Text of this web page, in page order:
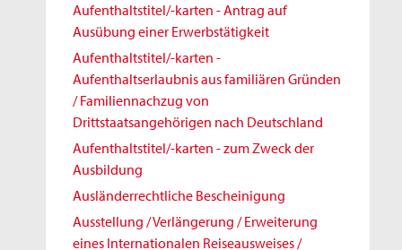
Aufenthaltstitel/-karten - Antrag auf
Ausübung einer Erwerbstätigkeit
Aufenthaltstitel/-karten -
Aufenthaltserlaubnis aus familiären Gründen
/ Familiennachzug von
Drittstaatsangehörigen nach Deutschland
Aufenthaltstitel/-karten - zum Zweck der
Ausbildung
Ausländerrechtliche Bescheinigung
Ausstellung / Verlängerung / Erweiterung
eines Internationalen Reiseausweises /